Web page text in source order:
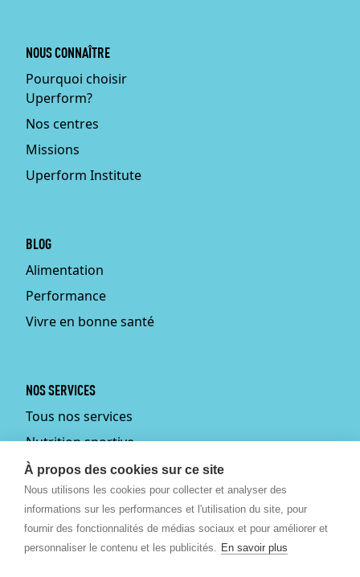
À propos des cookies sur ce site
Nous utilisons les cookies pour collecter et analyser des
informations sur les performances et l'utilisation du site, pour
fournir des fonctionnalités de médias sociaux et pour améliorer et
personnaliser le contenu et les publicités. En savoir plus
NOUS CONNAÎTRE
Pourquoi choisir
Uperform?
Nos centres
Missions
Uperform Institute
BLOG
Alimentation
Performance
Vivre en bonne santé
NOS SERVICES
Tous nos services
Nutrition sportive
Personal training
Fitmums
Médecin du sport
Podologie